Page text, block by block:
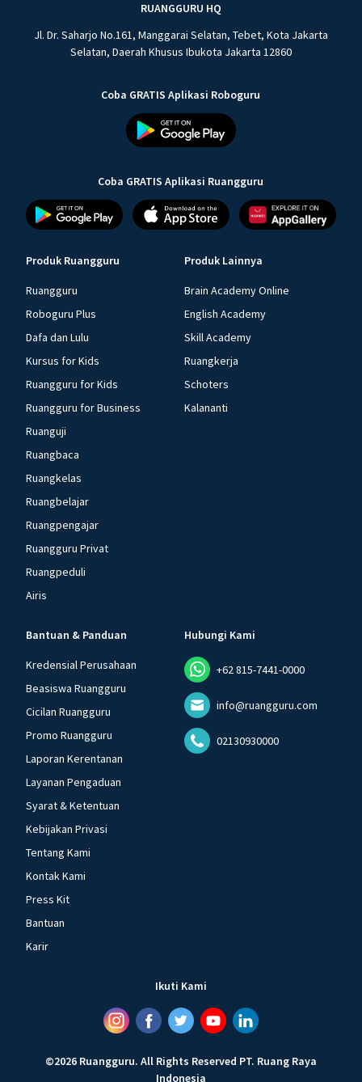
RUANGGURU HQ
Jl. Dr. Saharjo No.161, Manggarai Selatan, Tebet, Kota Jakarta
Selatan, Daerah Khusus Ibukota Jakarta 12860
Coba GRATIS Aplikasi Roboguru
Coba GRATIS Aplikasi Ruangguru
Produk Ruangguru
Ruangguru
Roboguru Plus
Dafa dan Lulu
Kursus for Kids
Ruangguru for Kids
Ruangguru for Business
Ruanguji
Ruangbaca
Ruangkelas
Ruangbelajar
Ruangpengajar
Ruangguru Privat
Ruangpeduli
Airis
Produk Lainnya
Brain Academy Online
English Academy
Skill Academy
Ruangkerja
Schoters
Kalananti
Bantuan & Panduan
Kredensial Perusahaan
Beasiswa Ruangguru
Cicilan Ruangguru
Promo Ruangguru
Laporan Kerentanan
Layanan Pengaduan
Syarat & Ketentuan
Kebijakan Privasi
Tentang Kami
Kontak Kami
Press Kit
Bantuan
Karir
Hubungi Kami
+62 815-7441-0000
info@ruangguru.com
02130930000
Ikuti Kami
©2026 Ruangguru. All Rights Reserved PT. Ruang Raya
Indonesia